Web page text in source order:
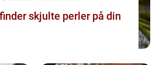
skjulte perler på din